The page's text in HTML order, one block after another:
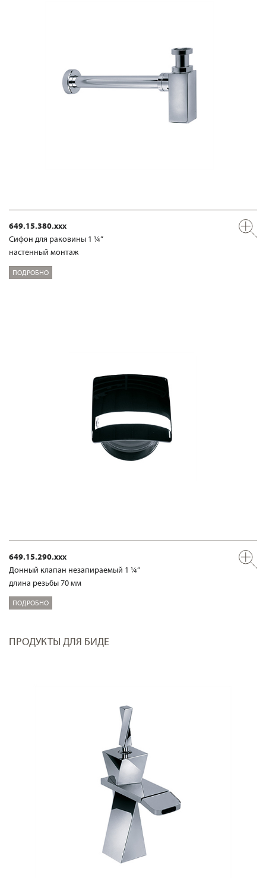
649.15.380.xxx
Сифон для раковины 1 ¼“
настенный монтаж
ПОДРОБНО
649.15.290.xxx
Донный клапан незапираемый 1 ¼“
длина резьбы 70 мм
ПОДРОБНО
ПРОДУКТЫ ДЛЯ БИДЕ